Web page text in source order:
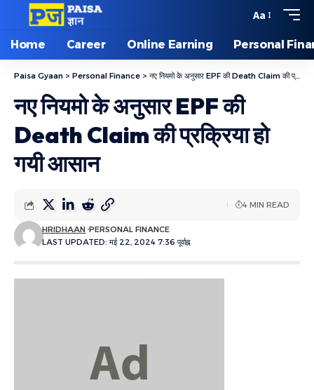
Aa
Home Career Online Earning Personal
Paisa Gyaan > Personal Finance > नए नियमो के अनुसार EPF की Death Claim की प्रक्रिया हो गयी आसान
नए नियमो के अनुसार EPF की
Death Claim की प्रक्रिया हो
गयी आसान
LAST UPDATED: मई 22, 2024 7:36 पूर्वाह्न
HRIDHAAN PERSONAL FINANCE
4 MIN READ